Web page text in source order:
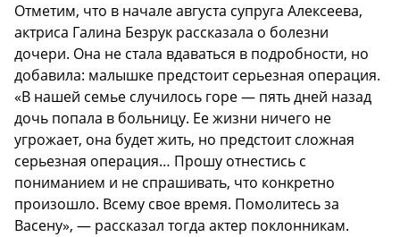
Отметим, что в начале августа супруга Алексеева,
актриса Галина Безрук рассказала о болезни
дочери. Она не стала вдаваться в подробности, но
добавила: малышке предстоит серьезная операция.
«В нашей семье случилось горе — пять дней назад
дочь попала в больницу. Ее жизни ничего не
угрожает, она будет жить, но предстоит сложная
серьезная операция… Прошу отнестись с
пониманием и не спрашивать, что конкретно
произошло. Всему свое время. Помолитесь за
Васену», — рассказал тогда актер поклонникам.